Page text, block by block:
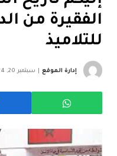
الفقيرة من
للتلاميذ
إدارة الموقع سبتمبر 20, 2024